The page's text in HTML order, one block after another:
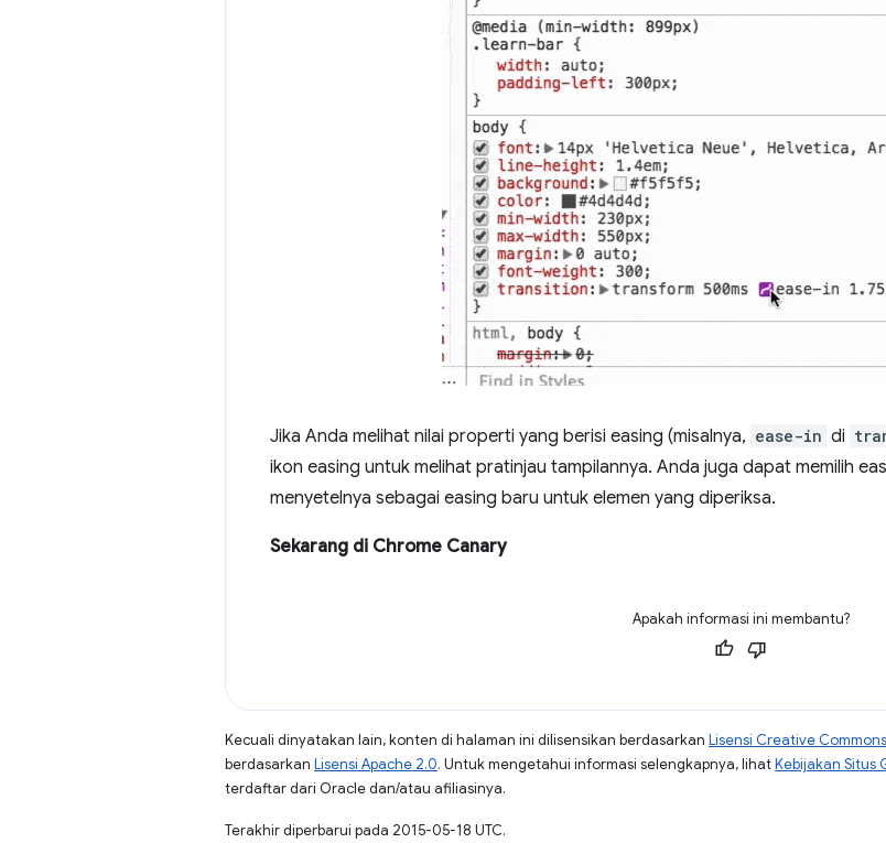
Jika Anda melihat nilai properti yang berisi easing (misalnya, ease-in di
ikon easing untuk melihat pratinjau tampilannya. Anda juga dapat memilih
menyetelnya sebagai easing baru untuk elemen yang diperiksa.
Sekarang di Chrome Canary
Apakah informasi ini membantu?
Kecuali dinyatakan lain, konten di halaman ini dilisensikan berdasarkan Lisensi Creative
berdasarkan Lisensi Apache 2.0. Untuk mengetahui informasi selengkapnya, lihatKebijakan Situs
terdaftar dari Oracle dan/atau afiliasinya.
Terakhir diperbarui pada 2015-05-18 UTC.